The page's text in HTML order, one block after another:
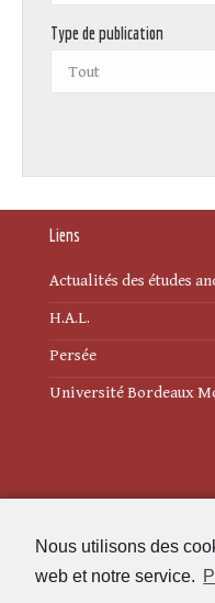
Nous utilisons des
web et notre service.
Type de publication
Liens
Actualités des études
H.A.L.
Persée
Université Bordeaux
Politique de cookies